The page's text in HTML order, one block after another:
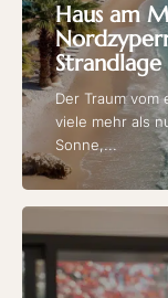
Haus am
Der Traum vom
viele mehr als
Sonne,...